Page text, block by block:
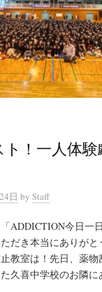
！一人体験
日 by Staff
ADDICTION今日一
だき本当にありが
教室は！先日、薬
久喜中学校のお隣に